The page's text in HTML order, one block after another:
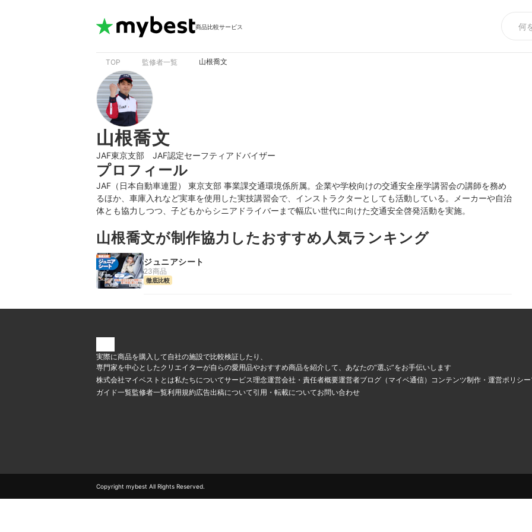
商品比較サービス
TOP 監修者一覧 山根喬文
山根喬文
JAF東京支部 JAF認定セーフティアドバイザー
プロフィール
JAF（日本自動車連盟） 東京支部 事業課交通環境係所属。企業や学校向けの交通安全座学講習会の講師を務め
るほか、車庫入れなど実車を使用した実技講習会で、インストラクターとしても活動している。メーカーや自治
体とも協力しつつ、子どもからシニアドライバーまで幅広い世代に向けた交通安全啓発活動を実施。
山根喬文が制作協力したおすすめ人気ランキング
ジュニアシート
23商品
徹底比較
実際に商品を購入して自社の施設で比較検証したり、
専門家を中心としたクリエイターが自らの愛用品やおすすめ商品を紹介して、あなたの“選ぶ”をお手伝いします
株式会社マイベストとは私たちについてサービス理念運営会社・責任者概要運営者ブログ（マイベ通信） コンテンツ制作・運営ポリシー
ガイド一覧監修者一覧利用規約広告出稿について引用・転載についてお問い合わせ
Copyright mybest All Rights Reserved.